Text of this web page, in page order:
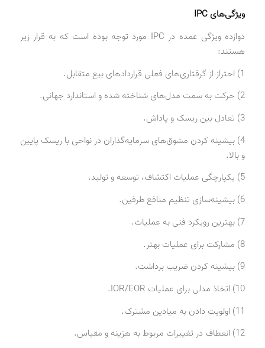
ویژگی‌های IPC
دوازده ویژگی عمده در IPC مورد توجه بوده است که به قرار زیر
هستند:
1) احتراز از گرفتاری‌های فعلی قراردادهای بیع متقابل.
2) حرکت به سمت مدل‌های شناخته شده و استاندارد جهانی.
3) تعادل بین ریسک و پاداش.
4) بیشینه کردن مشوق‌های سرمایه‌گذاران در نواحی با ریسک پایین
و بالا.
5) یکپارچگی عملیات اکتشاف، توسعه و تولید.
6) بیشینه‌سازی تنظیم منافع طرفین.
7) بهترین رویکرد فنی به عملیات.
8) مشارکت برای عملیات بهتر.
9) بیشینه کردن ضریب برداشت.
10) اتخاذ مدلی برای عملیات IOR/EOR.
11) اولویت دادن به میادین مشترک.
12)‌ انعطاف در تغییرات مربوط به هزینه و مقیاس.